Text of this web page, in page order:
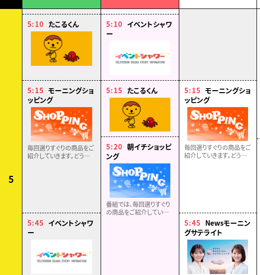
5
5:10 たこるくん
5:15 モーニングショ
ッピング
毎回選りすぐりの商品をご
紹介していきます。どうぞ
5:45 イベントシャワ
ー
5:10 イベントシャワ
ー
5:15 たこるくん
5:20 朝イチショッピ
ング
番組では、毎回選りすぐり
の商品をご紹介していきま
5:15 モーニングショ
ッピング
毎回選りすぐりの商品をご
紹介していきます。どうぞ
5:45 Newsモーニン
グサテライト